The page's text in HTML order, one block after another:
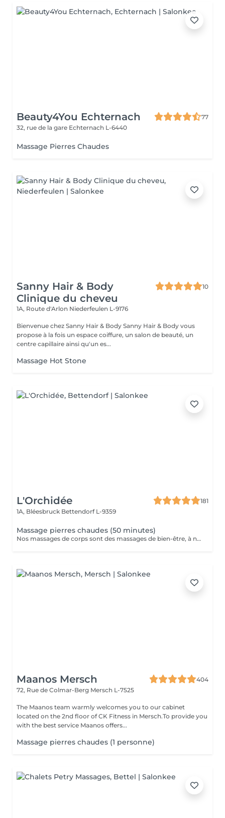
Beauty4You Echternach
77
32, rue de la gare Echternach L-6440
Massage Pierres Chaudes
Sanny Hair & Body
Clinique du cheveu
10
1A, Route d'Arlon Niederfeulen L-9176
Bienvenue chez Sanny Hair & Body Sanny Hair & Body vous
propose à la fois un espace coiffure, un salon de beauté, un
centre capillaire ainsi qu'un es...
Massage Hot Stone
L'Orchidée
181
1A, Bléesbruck Bettendorf L-9359
Massage pierres chaudes (50 minutes)
Nos massages de corps sont des massages de bien-être, à ne pas confondre avec les massages médicaux.
Maanos Mersch
404
72, Rue de Colmar-Berg Mersch L-7525
The Maanos team warmly welcomes you to our cabinet
located on the 2nd floor of CK Fitness in Mersch.To provide you
with the best service Maanos offers...
Massage pierres chaudes (1 personne)